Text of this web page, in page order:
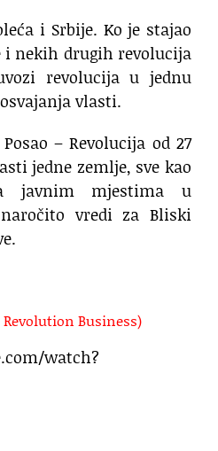
i Srbije. Ko je stajao
i nekih drugih revolucija
revolucija u jednu
vlasti.
– Revolucija od 27
jedne zemlje, sve kao
javnim mjestima u
vredi za Bliski
Revolution Business)
watch?